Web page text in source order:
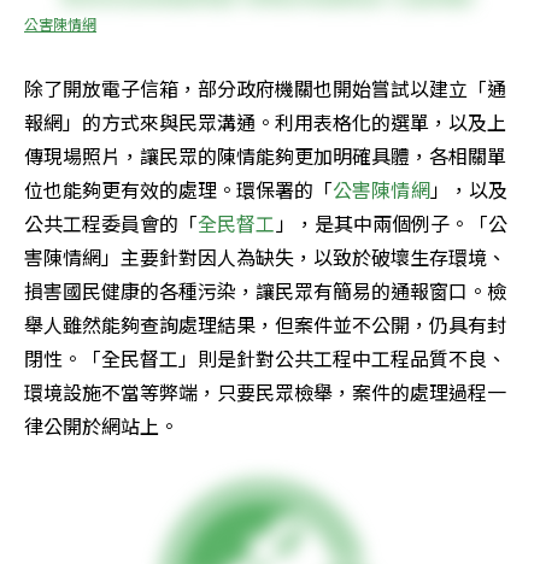
公害陳情網
除了開放電子信箱，部分政府機關也開始嘗試以建立「通
報網」的方式來與民眾溝通。利用表格化的選單，以及上
傳現場照片，讓民眾的陳情能夠更加明確具體，各相關單
位也能夠更有效的處理。環保署的「公害陳情網」，以及
公共工程委員會的「全民督工」，是其中兩個例子。「公
害陳情網」主要針對因人為缺失，以致於破壞生存環境、
損害國民健康的各種污染，讓民眾有簡易的通報窗口。檢
舉人雖然能夠查詢處理結果，但案件並不公開，仍具有封
閉性。「全民督工」則是針對公共工程中工程品質不良、
環境設施不當等弊端，只要民眾檢舉，案件的處理過程一
律公開於網站上。